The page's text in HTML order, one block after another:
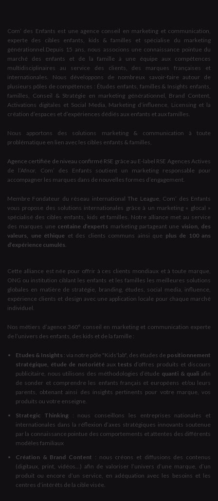
Com’ des Enfants est une agence conseil en marketing et communication,
experte des cibles enfants, kids & familles et spécialise du marketing
générationnel.Depuis 15 ans, nous associons une connaissance pointue du
marché des enfants et de la famille à une équipe aux compétences
multidisciplinaires au service des clients, des marques françaises et
internationales. Nous développons de nombreux savoir-faire autour de
plusieurs pôles de compétences : Études enfants, familles & Insights enfants,
familles, Conseil & Stratégie en marketing générationnel, Brand Content,
Activations digitales et Social Media, Marketing d’influence, Licensing et la
création d’espaces et d’expériences dédiés aux enfants et aux familles.
Nous apportons des solutions marketing & communication à toute
problématique en lien avec les cibles enfants & familles,
Agence certifiée de niveau confirmé RSE grâce au E-label RSE Agences Actives
de l’Afnor, Com’ des Enfants soutient un marketing responsable pour
accompagner les marques dans de nouvelles formes d’engagement.
Membre Fondateur du réseau internationalThe League , Com’ des Enfants
vous propose des solutions internationales grâce à un marketing « glocal »
spécialisé des cibles enfants, kids et familles. Notre alliance met au service
des marques une centaine d’experts marketing partageant une vision, des
valeurs, une éthique et des clients communs ainsi que plus de 100 ans
d’expérience cumulés
Cette alliance est née pour offrir à ces clients mondiaux et à toute marque,
ONG ou institution ciblant les enfants et les familles les meilleures solutions
globales en matière de stratégie, branding, études, social media, influence,
expérience clients et design avec une application locale pour chaque marché
individuel.
Nos métiers d’agence 360° conseil en marketing et communication experte
de l’univers des enfants, des kids et de la famille :
Etudes & Insights : via notre pôle "Kids'lab", des études de positionnement
stratégique, étude de notoriété auxtests d’offres produits et discours
publicitaire, nous utilisons des méthodologies d’étude quanti & quali afin
de sonder et comprendre les enfants français et européens et/ou leurs
parents, obtenant ainsi des insights pertinents pour votre marque, vos
produits ou votre enseigne.
Strategic Thinking: nous conseillons les entreprises nationales et
internationales dans la réflexion d’axes stratégiques innovants soutenue
par la connaissance pointue des comportements et attentes des différents
modèles familiaux
Création & Brand Content : nous créons et diffusions des contenus
(digitaux, print, vidéos...) afin de valoriser l’univers d’une marque, d’un
produit ou encore d’un service, en adéquation avec les besoins et les
centres d’intérêts de la cible visée.